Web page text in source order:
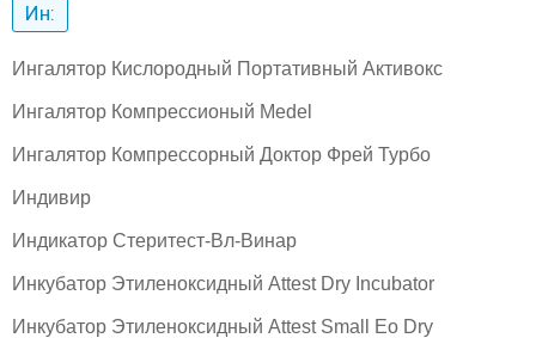
Ин:
Ингалятор Кислородный Портативный Активокс
Ингалятор Компрессионый Medel
Ингалятор Компрессорный Доктор Фрей Турбо
Индивир
Индикатор Стеритест-Вл-Винар
Инкубатор Этиленоксидный Attest Dry Incubator
Инкубатор Этиленоксидный Attest Small Eo Dry